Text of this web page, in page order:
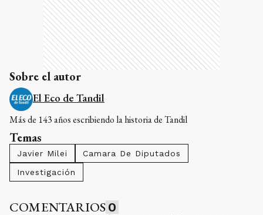
Sobre el autor
El Eco de Tandil
Más de 143 años escribiendo la historia de Tandil
Temas
Javier Milei
Camara De Diputados
Investigación
COMENTARIOS 0